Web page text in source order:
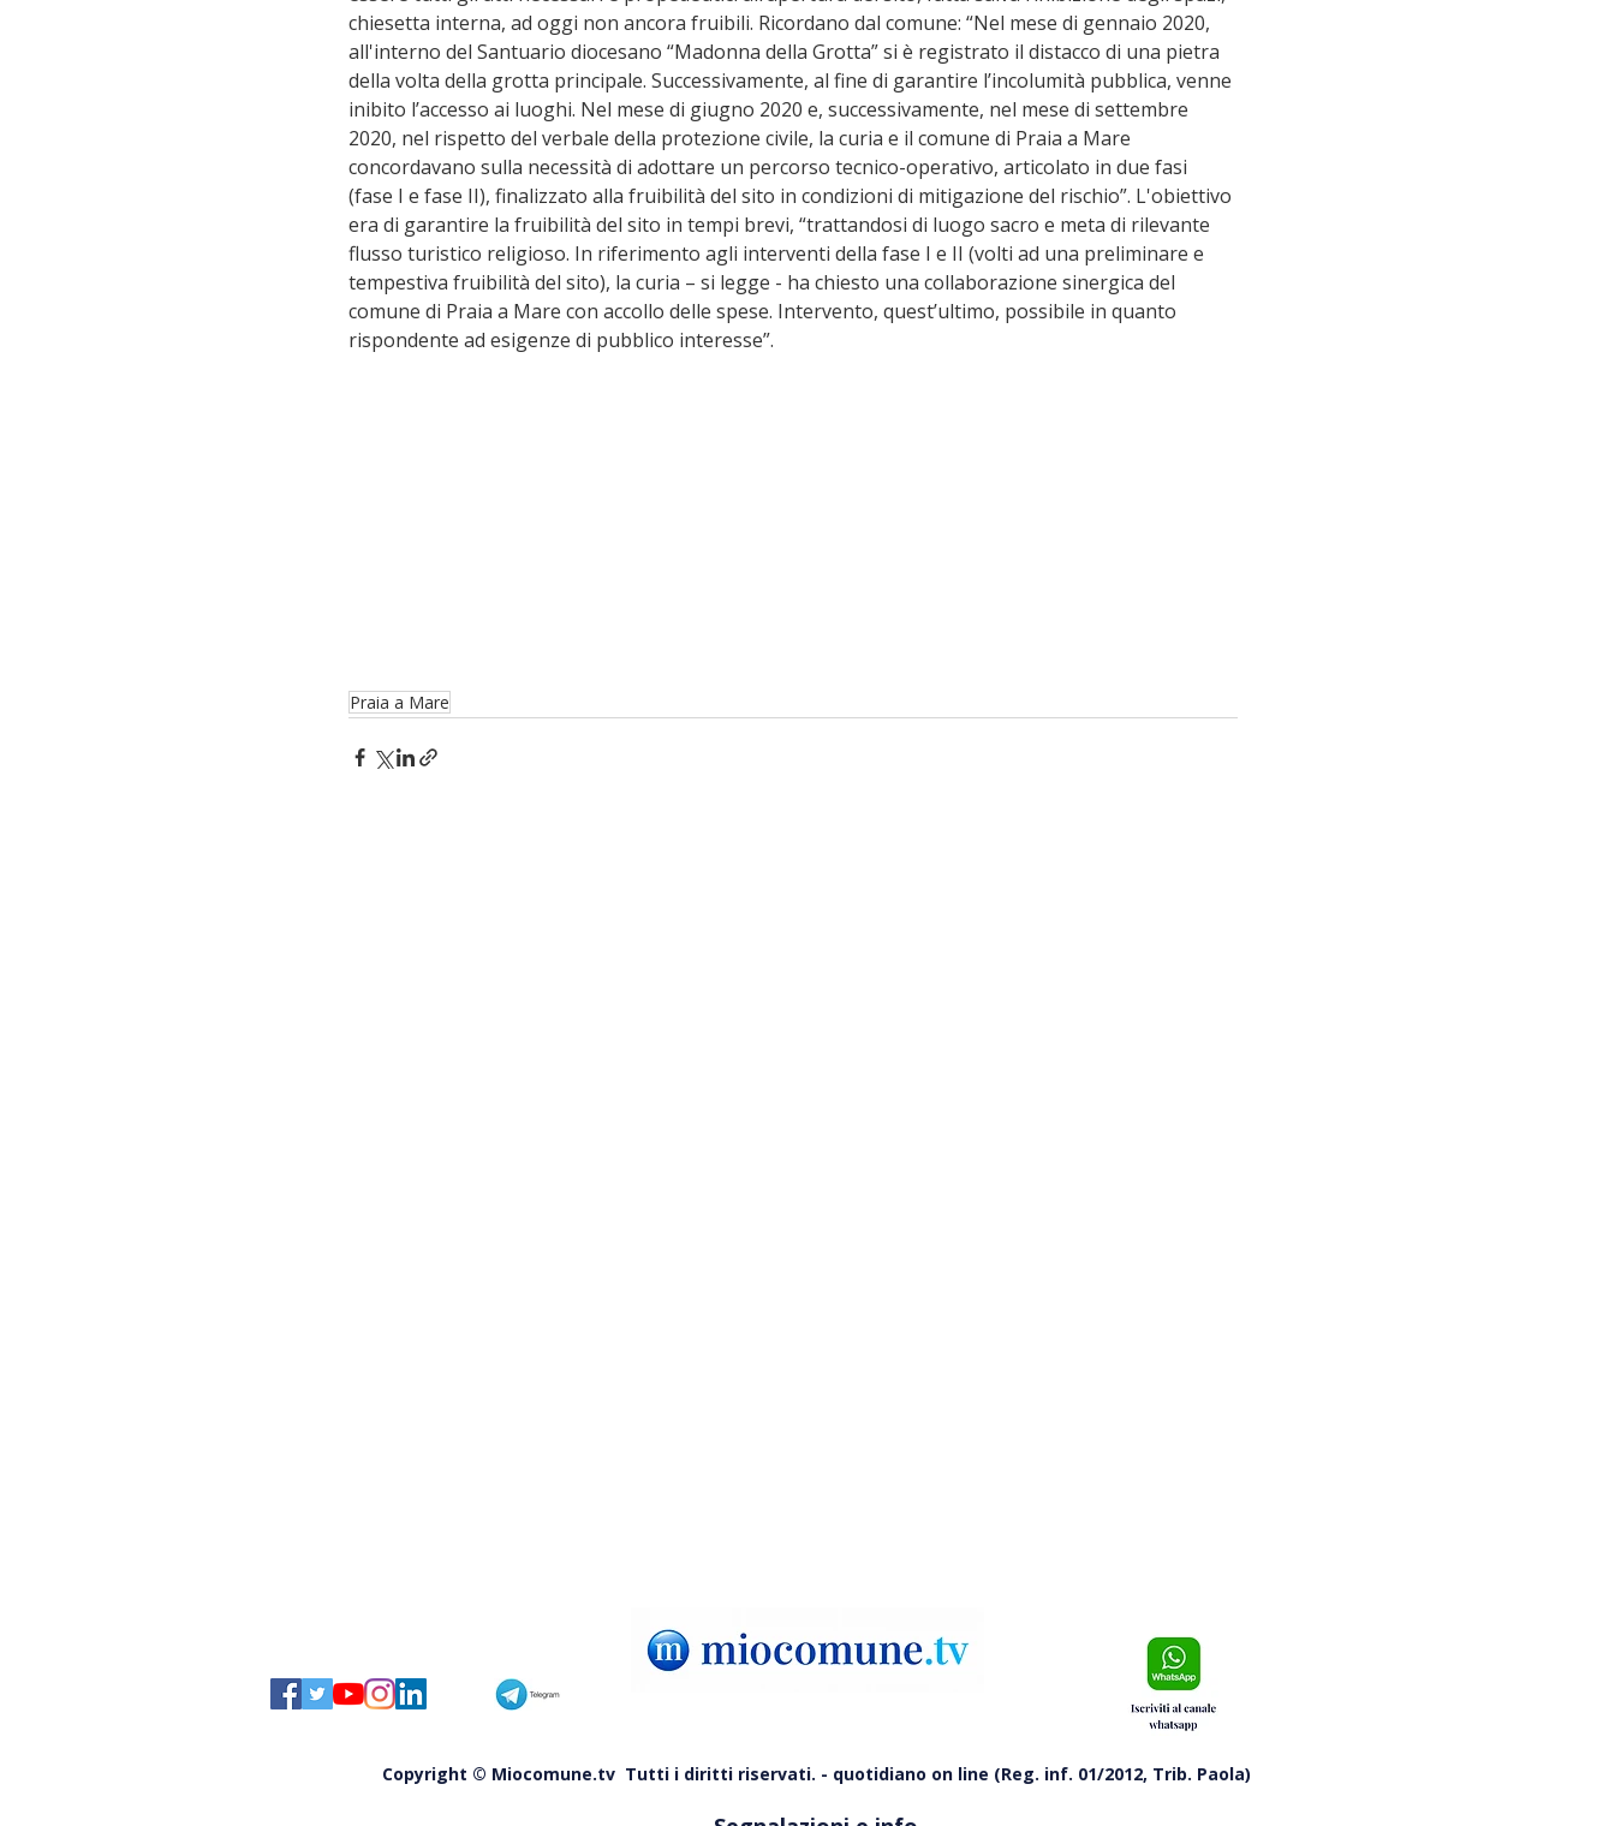
chiesetta interna, ad oggi non ancora fruibili. Ricordano dal comune: “Nel mese di gennaio 2020,
all'interno del Santuario diocesano “Madonna della Grotta” si è registrato il distacco di una pietra
della volta della grotta principale. Successivamente, al fine di garantire l’incolumità pubblica, venne
inibito l’accesso ai luoghi. Nel mese di giugno 2020 e, successivamente, nel mese di settembre
2020, nel rispetto del verbale della protezione civile, la curia e il comune di Praia a Mare
concordavano sulla necessità di adottare un percorso tecnico-operativo, articolato in due fasi
(fase I e fase II), finalizzato alla fruibilità del sito in condizioni di mitigazione del rischio”. L'obiettivo
era di garantire la fruibilità del sito in tempi brevi, “trattandosi di luogo sacro e meta di rilevante
flusso turistico religioso. In riferimento agli interventi della fase I e II (volti ad una preliminare e
tempestiva fruibilità del sito), la curia – si legge - ha chiesto una collaborazione sinergica del
comune di Praia a Mare con accollo delle spese. Intervento, quest’ultimo, possibile in quanto
rispondente ad esigenze di pubblico interesse”.
Praia a Mare
Copyright © Miocomune.tv Tutti i diritti riservati. - quotidiano on line (Reg. inf. 01/2012, Trib. Paola)